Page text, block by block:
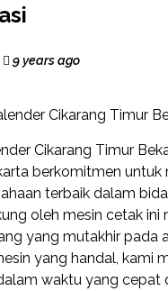
9 years ago
Cikarang Timur
berkomitmen untuk
terbaik dalam
oleh mesin cetak ini
yang mutakhir pada
yang handal, kami
waktu yang cepat